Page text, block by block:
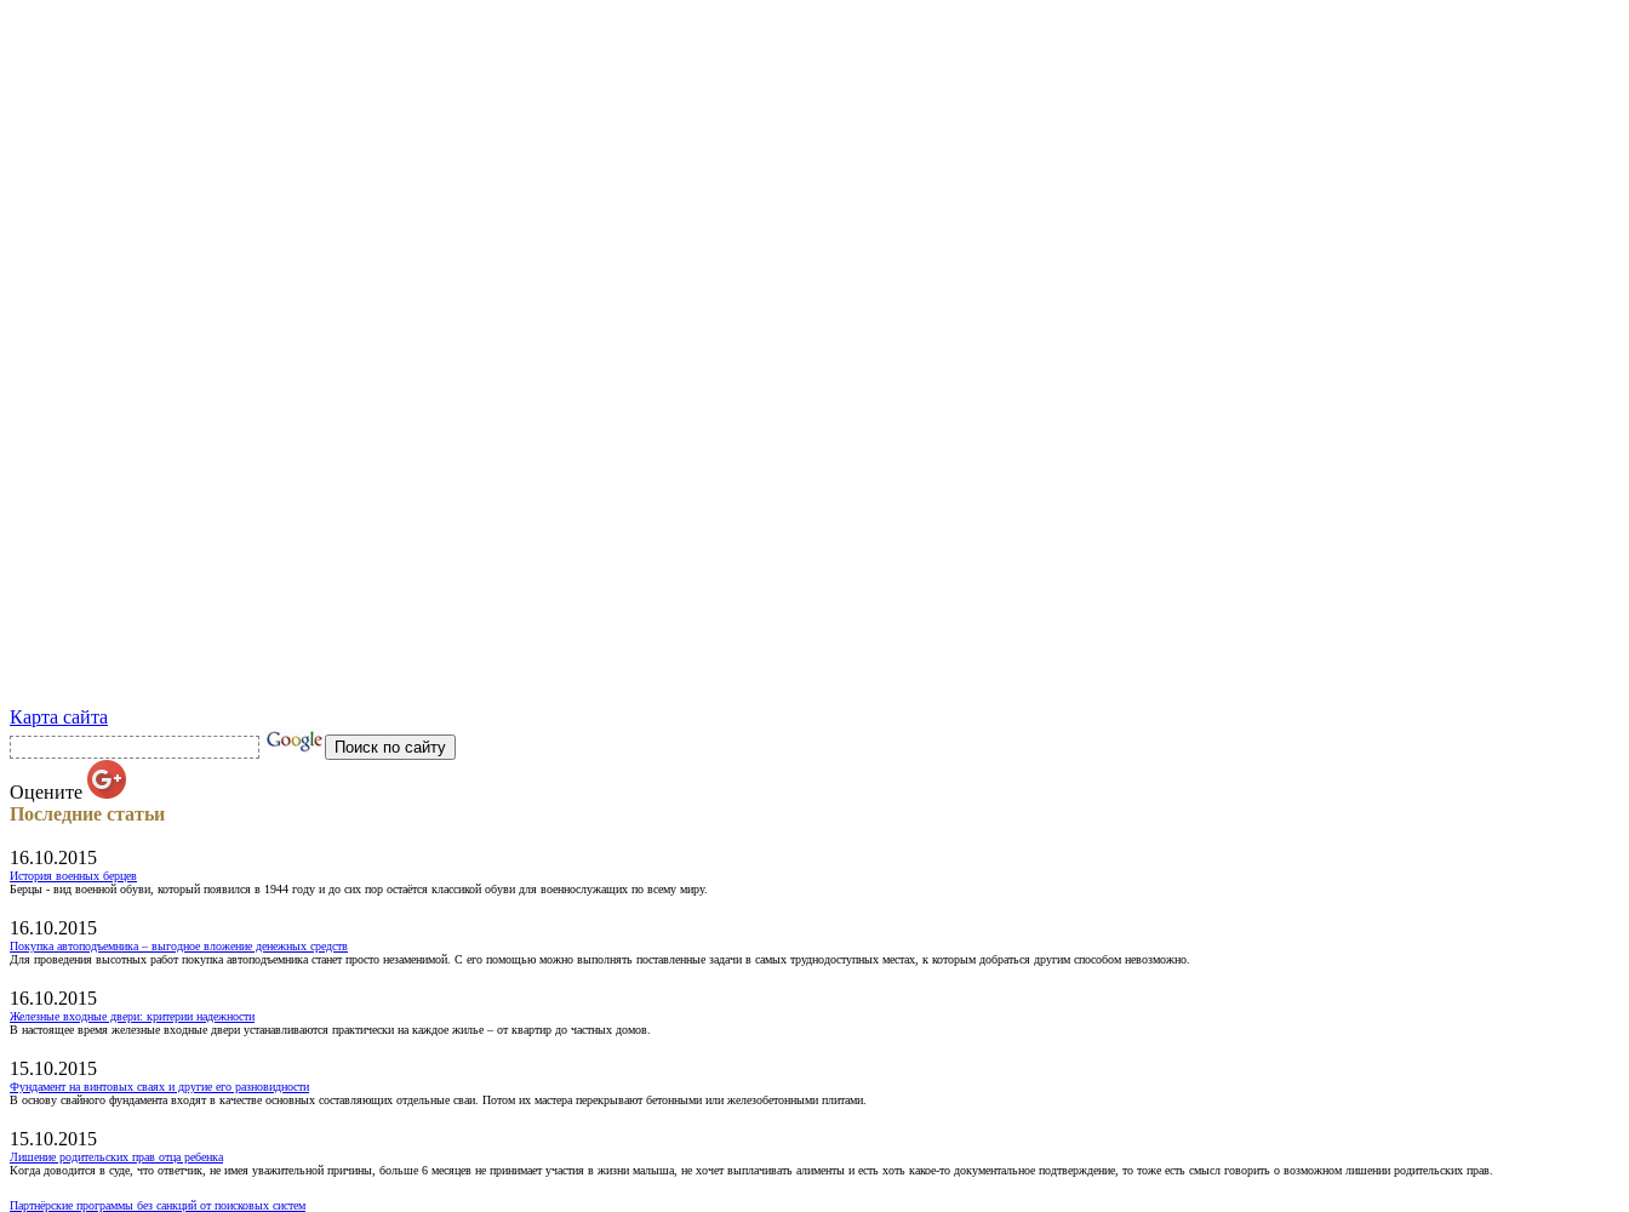
Карта сайта
Оцените
Последние статьи
16.10.2015
История военных берцев
Берцы - вид военной обуви, который появился в 1944 году и до сих пор остаётся классикой обуви для военнослужащих по всему миру.
16.10.2015
Покупка автоподъемника – выгодное вложение денежных средств
Для проведения высотных работ покупка автоподъемника станет просто незаменимой. С его помощью можно выполнять поставленные задачи в самых труднодоступных местах, к которым добраться другим способом невозможно.
16.10.2015
Железные входные двери: критерии надежности
В настоящее время железные входные двери устанавливаются практически на каждое жилье – от квартир до частных домов.
15.10.2015
Фундамент на винтовых сваях и другие его разновидности
В основу свайного фундамента входят в качестве основных составляющих отдельные сваи. Потом их мастера перекрывают бетонными или железобетонными плитами.
15.10.2015
Лишение родительских прав отца ребенка
Когда доводится в суде, что ответчик, не имея уважительной причины, больше 6 месяцев не принимает участия в жизни малыша, не хочет выплачивать алименты и есть хоть какое-то документальное подтверждение, то тоже есть смысл говорить о возможном лишении родительских прав.
Партнёрские программы без санкций от поисковых систем